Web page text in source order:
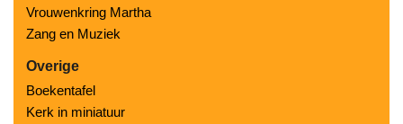
Vrouwenkring Martha
Zang en Muziek
Overige
Boekentafel
Kerk in miniatuur